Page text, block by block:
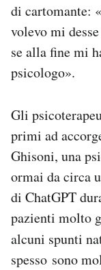
di cartomante:
volevo mi
se alla fine mi
psicologo».
Gli
primi ad
Ghisoni, una
ormai da circa
di ChatGPT
pazienti molto
alcuni spunti
spesso sono